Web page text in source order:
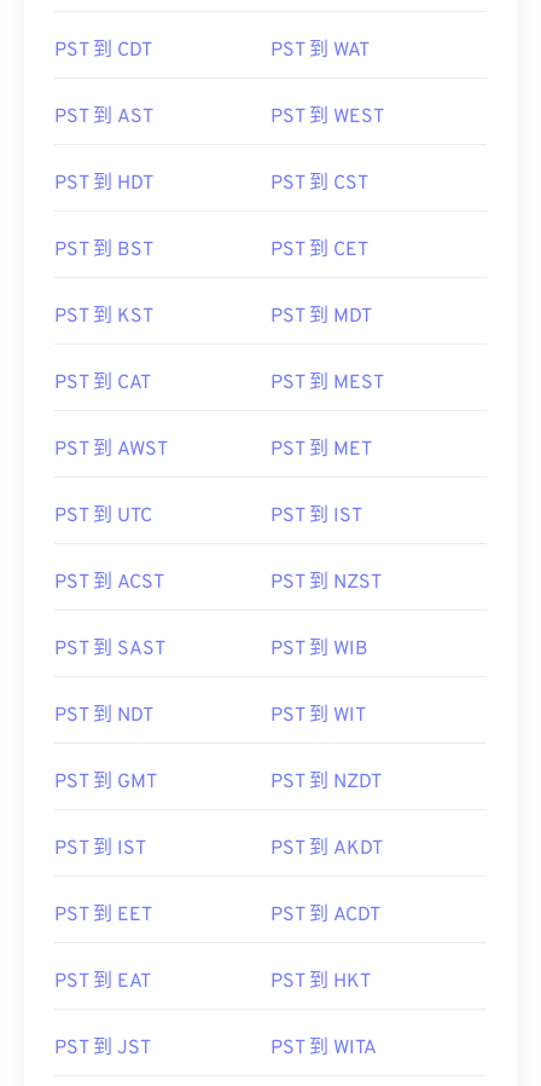
PST 到 CDT PST 到 WAT
PST 到 AST PST 到 WEST
PST 到 HDT PST 到 CST
PST 到 BST PST 到 CET
PST 到 KST PST 到 MDT
PST 到 CAT PST 到 MEST
PST 到 AWST PST 到 MET
PST 到 UTC PST 到 IST
PST 到 ACST PST 到 NZST
PST 到 SAST PST 到 WIB
PST 到 NDT PST 到 WIT
PST 到 GMT PST 到 NZDT
PST 到 IST PST 到 AKDT
PST 到 EET PST 到 ACDT
PST 到 EAT PST 到 HKT
PST 到 JST PST 到 WITA